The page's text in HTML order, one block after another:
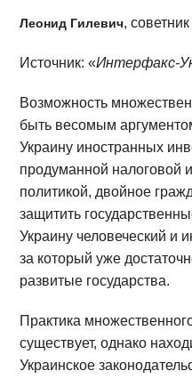
Леонид Гилевич, советник
Источник: «Интерфакс-
Возможность
быть весомым
Украину иностранных
продуманной налоговой
политикой, двойное
защитить
Украину человеческий и
за который уже
развитые государства.
Практика
существует, однако
Украинское